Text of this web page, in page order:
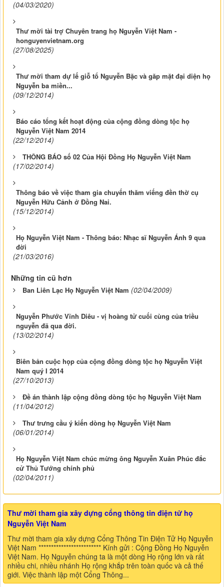
(04/03/2020)
Thư mời tài trợ Chuyên trang họ Nguyễn Việt Nam -
honguyenvietnam.org
(27/08/2025)
Thư mời tham dự lế giỗ tổ Nguyễn Bặc và găp mặt đại diện họ
Nguyễn ba miền...
(09/12/2014)
Báo cáo tổng kết hoạt động của cộng đồng dòng tộc họ
Nguyễn Việt Nam 2014
(22/12/2014)
THÔNG BÁO số 02 Của Hội Đồng Họ Nguyễn Việt Nam
(17/02/2014)
Thông báo về việc tham gia chuyến thăm viếng đền thờ cụ
Nguyễn Hữu Cảnh ở Đồng Nai.
(15/12/2014)
Họ Nguyễn Việt Nam - Thông báo: Nhạc sĩ Nguyễn Ánh 9 qua
đời
(21/03/2016)
Những tin cũ hơn
Ban Liên Lạc Họ Nguyễn Việt Nam (02/04/2009)
Nguyễn Phước Vĩnh Diêu - vị hoàng tử cuối cùng của triều
nguyễn đã qua đời.
(13/02/2014)
Biên bản cuộc họp của cộng đồng dòng tộc họ Nguyễn Việt
Nam quý I 2014
(27/10/2013)
Đề án thành lập cộng đồng dòng tộc họ Nguyễn Việt Nam
(11/04/2012)
Thư trưng cầu ý kiến dòng họ Nguyễn Việt Nam
(06/01/2014)
Họ Nguyễn Việt Nam chúc mừng ông Nguyễn Xuân Phúc đắc
cử Thủ Tướng chính phủ
(02/04/2011)
Thư mời tham gia xây dựng cổng thông tin điện tử họ
Nguyễn Việt Nam
Thư mời tham gia xây dựng Cổng Thông Tin Điện Tử Họ Nguyễn
Việt Nam ************************* Kính gửi : Cộng Đồng Họ Nguyễn
Việt Nam. Họ Nguyễn chúng ta là một dòng Họ rộng lớn và rất
nhiều chi, nhiều nhánh Họ rộng khắp trên toàn quốc và cả thế
giới. Việc thành lập một Cổng Thông...